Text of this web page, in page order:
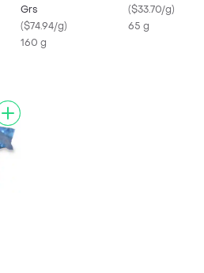
Grs
($74.94/g)
160 g
($33.70/g)
65 g